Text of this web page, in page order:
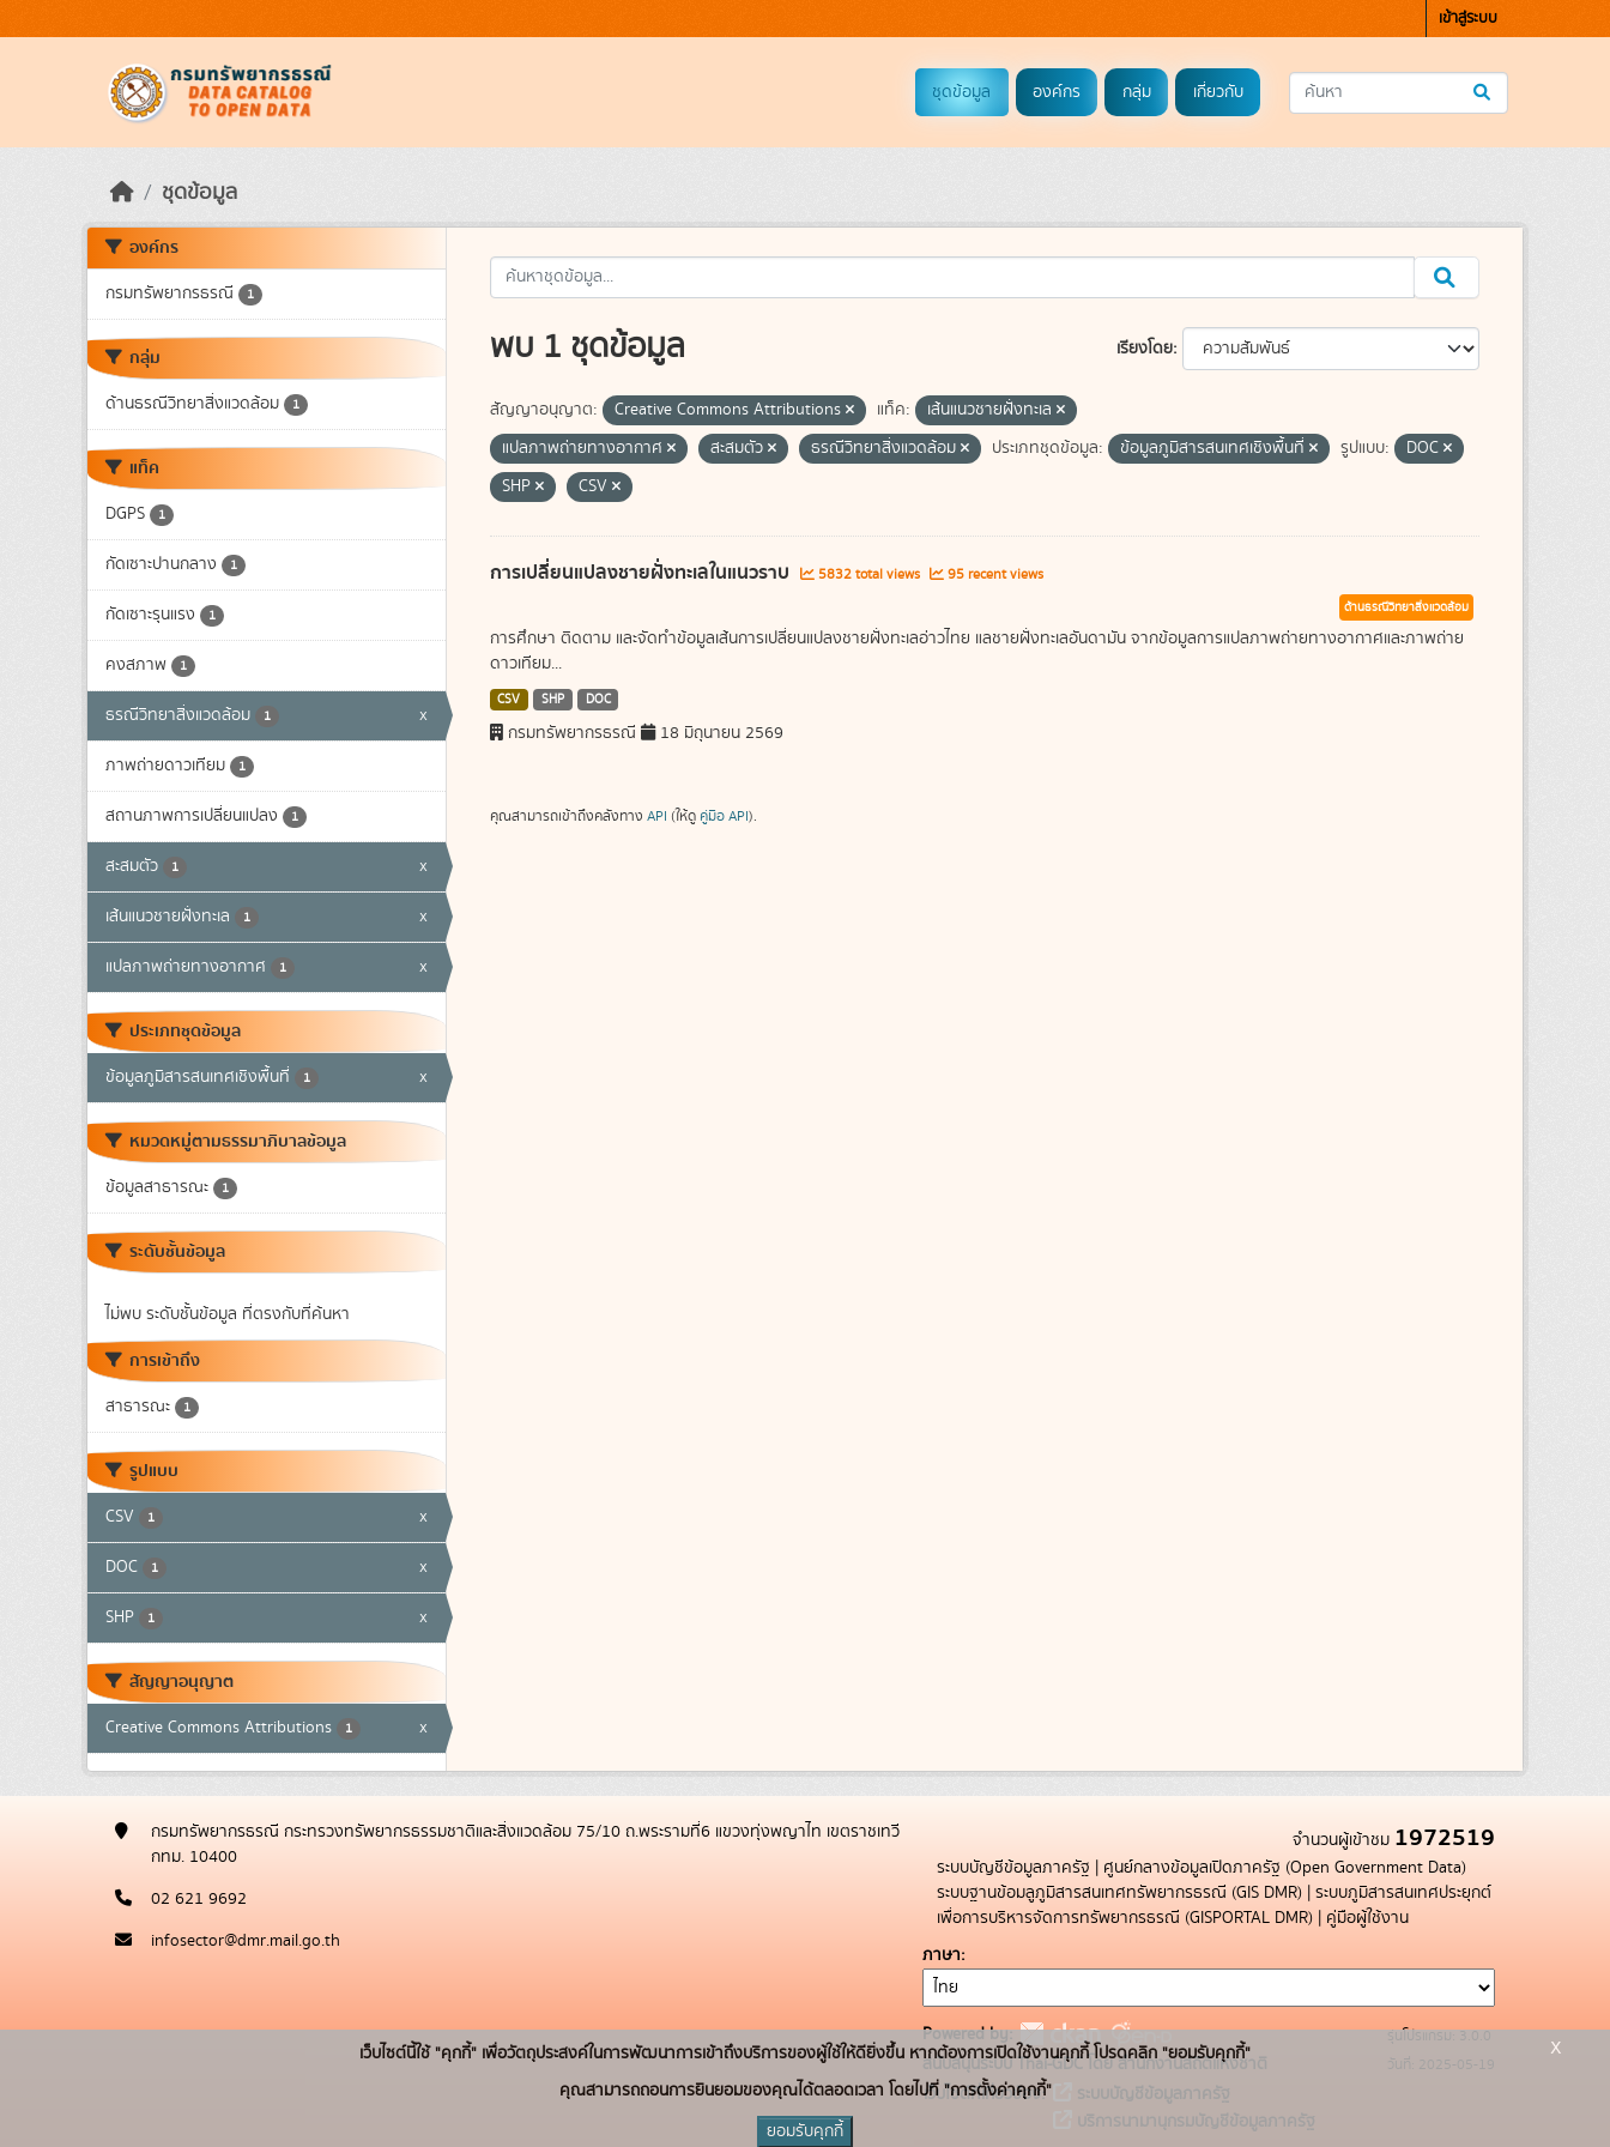
เข้าสู่ระบบ
ชุดข้อมูล องค์กร กลุ่ม เกี่ยวกับ
ชุดข้อมูล
องค์กร
กรมทรัพยากรธรณี 1
กลุ่ม
ด้านธรณีวิทยาสิ่งแวดล้อม 1
แท็ค
DGPS 1
กัดเซาะปานกลาง 1
กัดเซาะรุนแรง 1
คงสภาพ 1
ธรณีวิทยาสิ่งแวดล้อม 1 x
ภาพถ่ายดาวเทียม 1
สถานภาพการเปลี่ยนแปลง 1
สะสมตัว 1 x
เส้นแนวชายฝั่งทะเล 1 x
แปลภาพถ่ายทางอากาศ 1 x
ประเภทชุดข้อมูล
ข้อมูลภูมิสารสนเทศเชิงพื้นที่ 1 x
หมวดหมู่ตามธรรมาภิบาลข้อมูล
ข้อมูลสาธารณะ 1
ระดับชั้นข้อมูล
ไม่พบ ระดับชั้นข้อมูล ที่ตรงกับที่ค้นหา
การเข้าถึง
สาธารณะ 1
รูปแบบ
CSV 1 x
DOC 1 x
SHP 1 x
สัญญาอนุญาต
Creative Commons Attributions 1 x
เรียงโดย
พบ 1 ชุดข้อมูล
สัญญาอนุญาต: Creative Commons Attributions แท็ค:
เส้นแนวชายฝั่งทะเล
แปลภาพถ่ายทางอากาศ
สะสมตัว ธรณีวิทยาสิ่งแวดล้อม ประเภทชุดข้อมูล: ข้อมูลภูมิสารสนเทศเชิงพื้นที่ รูปแบบ:
DOC
SHP
CSV
การเปลี่ยนแปลงชายฝั่งทะเลในแนวราบ 5832 total views 95 recent views
ด้านธรณีวิทยาสิ่งแวดล้อม
การศึกษา ติดตาม และจัดทำข้อมูลเส้นการเปลี่ยนแปลงชายฝั่งทะเลอ่าวไทย แลชายฝั่งทะเลอันดามัน จากข้อมูลการแปลภาพถ่ายทางอากาศและภาพถ่าย
ดาวเทียม...
CSV SHP DOC
กรมทรัพยากรธรณี 18 มิถุนายน 2569
คุณสามารถเข้าถึงคลังทาง API (ให้ดู คู่มือ API).
กรมทรัพยากรธรณี กระทรวงทรัพยากรธรรมชาติและสิ่งแวดล้อม 75/10 ถ.พระรามที่6 แขวงทุ่งพญาไท เขตราชเทวี
กทม. 10400
02 621 9692
infosector@dmr.mail.go.th
จำนวนผู้เข้าชม 1972519
ระบบบัญชีข้อมูลภาครัฐ | ศูนย์กลางข้อมูลเปิดภาครัฐ (Open Government Data)
ระบบฐานข้อมลูภูมิสารสนเทศทรัพยากรธรณี (GIS DMR) | ระบบภูมิสารสนเทศประยุกต์
เพื่อการบริหารจัดการทรัพยากรธรณี (GISPORTAL DMR) | คู่มือผู้ใช้งาน
ภาษา
Powered by:
สนับสนุนระบบ Thai-GDC โดย สำนักงานสถิติแห่งชาติ
เว็บไซต์ที่เกี่ยวข้อง:
ระบบบัญชีข้อมูลภาครัฐ
บริการนามานุกรมบัญชีข้อมูลภาครัฐ
รุ่นโปรแกรม: 3.0.0
วันที่: 2025-05-19
เว็บไซต์นี้ใช้ "คุกกี้" เพื่อวัตถุประสงค์ในการพัฒนาการเข้าถึงบริการของผู้ใช้ให้ดียิ่งขึ้น หากต้องการเปิดใช้งานคุกกี้ โปรดคลิก "ยอมรับคุกกี้"
คุณสามารถถอนการยินยอมของคุณได้ตลอดเวลา โดยไปที่ "การตั้งค่าคุกกี้"
ยอมรับคุกกี้
x